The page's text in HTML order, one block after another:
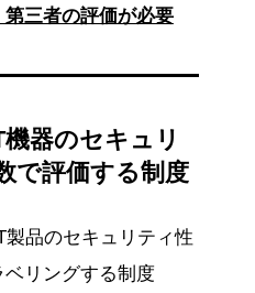
三者の評価が必要
器のセキュリ
で評価する制度
品のセキュリティ性
リングする制度